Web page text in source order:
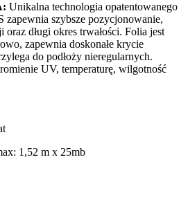
Unikalna technologia opatentowanego
szybsze pozycjonowanie,
długi okres trwałości. Folia jest
zapewnia doskonałe krycie
do podłoży nieregularnych.
UV, temperaturę, wilgotność
1,52 m x 25mb